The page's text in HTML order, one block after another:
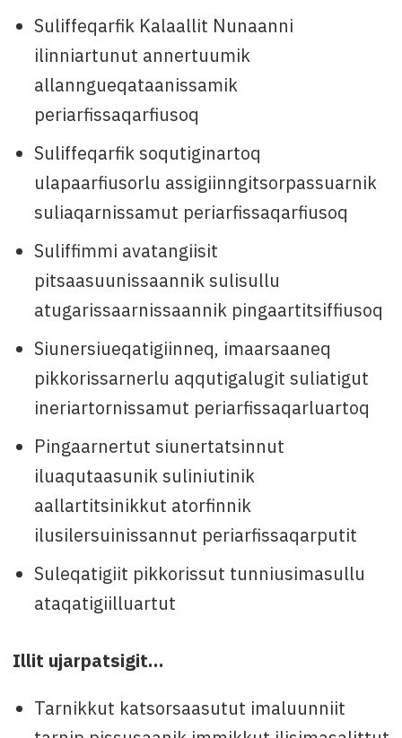
Suliffeqarfik Kalaallit Nunaanni
ilinniartunut annertuumik
allanngueqataanissamik
periarfissaqarfiusoq
Suliffeqarfik soqutiginartoq
ulapaarfiusorlu assigiinngitsorpassuarnik
suliaqarnissamut periarfissaqarfiusoq
Suliffimmi avatangiisit
pitsaasuunissaannik sulisullu
atugarissaarnissaannik pingaartitsiffiusoq
Siunersiueqatigiinneq, imaarsaaneq
pikkorissarnerlu aqqutigalugit suliatigut
ineriartornissamut periarfissaqarluartoq
Pingaarnertut siunertatsinnut
iluaqutaasunik suliniutinik
aallartitsinikkut atorfinnik
ilusilersuinissannut periarfissaqarputit
Suleqatigiit pikkorissut tunniusimasullu
ataqatigiilluartut
Illit ujarpatsigit…
Tarnikkut katsorsaasutut imaluunniit